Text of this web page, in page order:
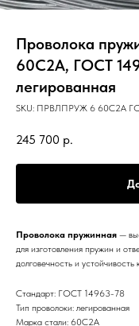
Проволока
60С2А, ГОСТ
легированная
SKU: ПРВЛПРУЖ 6 60С2А
245 700 р.
Проволока пружинная —
для изготовления пружин и
долговечность и устойчивость
Стандарт: ГОСТ 14963-78
Тип проволоки: легированная
Марка стали: 60С2А